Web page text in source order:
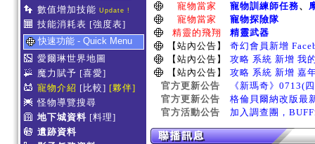
數值增加技能 Update !
技能消耗表 [強度表]
快速功能 - Quick Menu
愛爾琳世界地圖
魔力賦予 [喜愛]
寵物介紹 [比較] [夥伴]
怪物導覽搜尋
地下城資料 [料理]
遺跡資料
寵物當家
寵物訓練師任務、
寵物當家
寵物探險隊
精靈的飛翔
精靈武器
【站內公告】
奇幻會員新增
【站內公告】
攻略 系統 新增 我
【站內公告】
攻略 系統 新增 嘉
官方更新公告
《新瑪奇》0713(
官方更新公告
格倫貝爾納改版最
官方活動公告
加入調查團，